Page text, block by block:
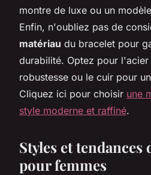
montre de luxe ou un
Enfin, n'oubliez pas de
matériau du bracelet pour
durabilité. Optez pour
robustesse ou le cuir pour
Cliquez ici pour choisir une
style moderne et raffiné.
Styles et tendances
pour femmes